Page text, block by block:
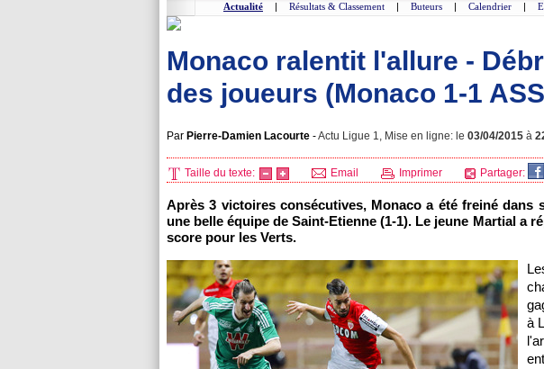
Actualité | Résultats & Classement | Buteurs | Calendrier |
Monaco ralentit l'allure -
des joueurs (Monaco 1-1
Par Pierre-Damien Lacourte -Actu Ligue 1, Mise en ligne: le 03/04/2015 à
Taille du texte: Email Imprimer Partager:
Après 3 victoires consécutives, Monaco a été freiné dans
une belle équipe de Saint-Etienne (1-1). Le jeune Martial a
score pour les Verts.
à